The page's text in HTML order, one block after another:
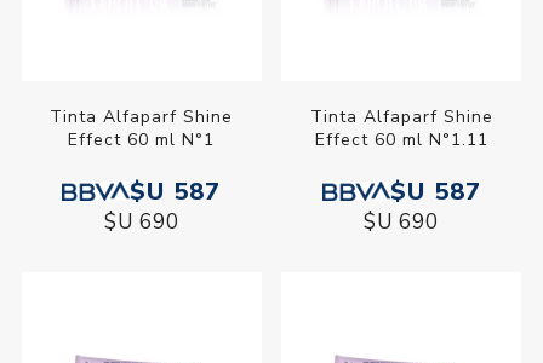
Tinta Alfaparf Shine
Effect 60 ml N°1
$U 587
$U 690
Tinta Alfaparf Shine
Effect 60 ml N°1.11
$U 587
$U 690